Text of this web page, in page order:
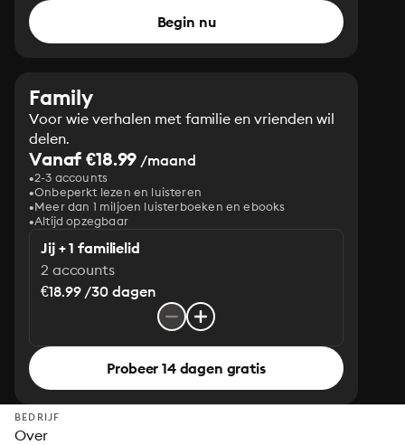
Begin nu
Family
Voor wie verhalen met familie en vrienden wil
delen.
Vanaf €18.99 /maand
2-3 accounts
Onbeperkt lezen en luisteren
Meer dan 1 miljoen luisterboeken en ebooks
Altijd opzegbaar
Jij + 1 familielid
2 accounts
€18.99 /30 dagen
Probeer 14 dagen gratis
BEDRIJF
Over